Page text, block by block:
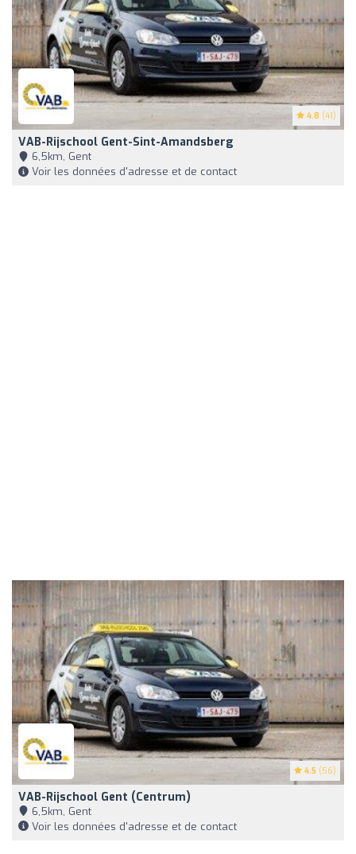
4.8 (41)
VAB-Rijschool Gent-Sint-Amandsberg
6,5km, Gent
Voir les données d'adresse et de contact
4.5 (56)
VAB-Rijschool Gent (Centrum)
6,5km, Gent
Voir les données d'adresse et de contact